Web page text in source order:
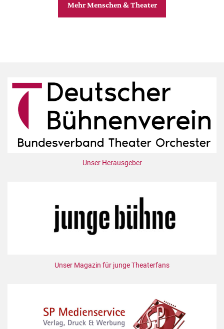
Mehr Menschen & Theater
Unser Herausgeber
Unser Magazin für junge Theaterfans